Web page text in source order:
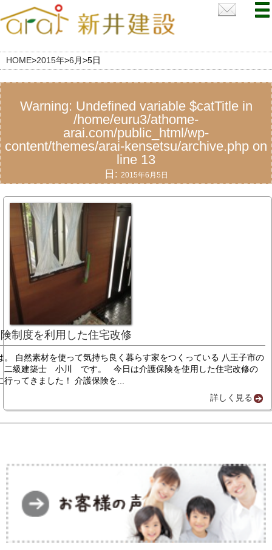
HOME>2015年>6月>5日
Warning: Undefined variable $catTitle in
/home/euru3/athome-
arai.com/public_html/wp-
content/themes/arai-kensetsu/archive.php on
line 13
日: 2015年6月5日
制度を利用した住宅改修
。 自然素材を使って気持ち良く暮らす家をつくっている 八王子市の
二級建築士 小川 です。 今日は介護保険を使用した住宅改修の
行ってきました！ 介護保険を...
詳しく見る